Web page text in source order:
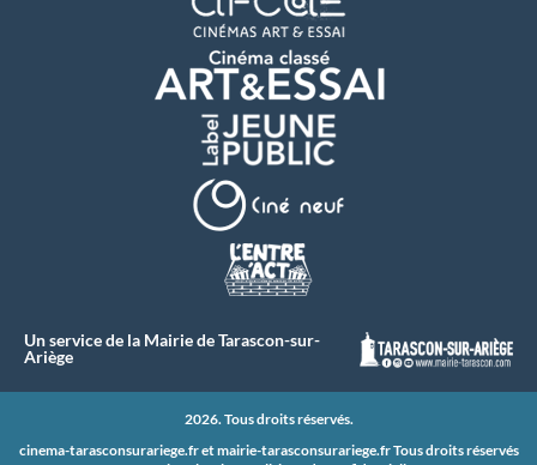
Un service de la Mairie de Tarascon-sur-
Ariège
2026. Tous droits réservés.
cinema-tarasconsurariege.fr etmairie-tarasconsurariege.frTous droits réservés